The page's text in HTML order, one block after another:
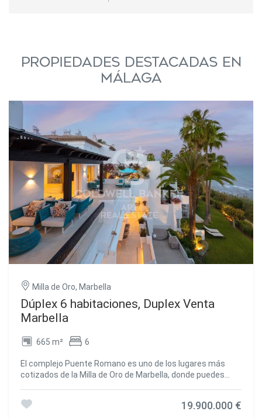
Propiedades destacadas en
Málaga
Milla de Oro, Marbella
Dúplex 6 habitaciones, Duplex Venta
Marbella
665 m² 6
El complejo Puente Romano es uno de los lugares más
cotizados de la Milla de Oro de Marbella, donde puedes
mundialmente famoso club de tenis. Este exclusivo
19.900.000 €